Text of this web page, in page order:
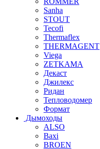
Sanha
STOUT
Tecofi
Thermaflex
THERMAGENT
Viega
ZETKAMA
Декаст
Джилекс
Ридан
Тепловодомер
Формат
Дымоходы
ALSO
Baxi
BROEN